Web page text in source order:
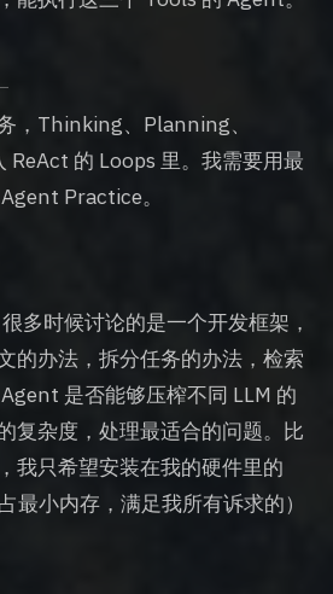
，Thinking、Planning、
的 Loops 里。我需要用最
Practice。
多时候讨论的是一个开发框架，
的办法，拆分任务的办法，检索
是否能够压榨不同 LLM 的
复杂度，处理最适合的问题。比
我只希望安装在我的硬件里的
最小内存，满足我所有诉求的）